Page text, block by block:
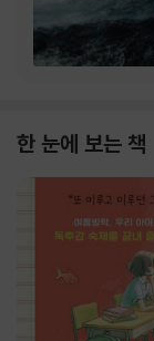
한 눈에 보는 책